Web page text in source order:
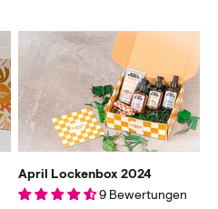
April Lockenbox 2024
9 Bewertungen